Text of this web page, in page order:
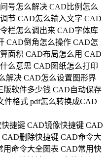
号怎么解决 CAD比例怎么
节 CAD怎么输入文字 CAD
栏怎么调出来 CAD字体库
CAD倒角怎么操作 CAD怎
面积 CAD布局怎么用 CAD
么意思 CAD图纸怎么打印
解决 CAD怎么设置图形界
版软件多少钱 CAD自动保存
件格式 pdf怎么转换成CAD
捷键 CAD镜像快捷键 CAD
CAD删除快捷键 CAD命令大
用命令大全图表 CAD常用快